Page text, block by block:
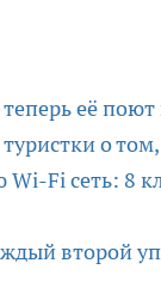
её поют
о
Wi-Fi сеть: 8
второй